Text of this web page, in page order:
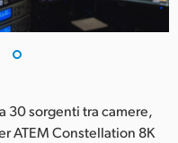
30 sorgenti tra camere,
ATEM Constellation 8K